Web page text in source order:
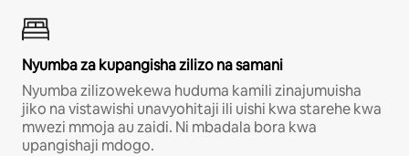
Nyumba za kupangisha zilizo na samani
Nyumba zilizowekewa huduma kamili zinajumuisha
jiko na vistawishi unavyohitaji ili uishi kwa starehe kwa
mwezi mmoja au zaidi. Ni mbadala bora kwa
upangishaji mdogo.